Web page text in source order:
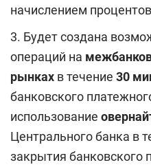
начислением
3. Будет создана
операций на
рынках в течение 30
банковского
использование
Центрального банка в
закрытия банковского